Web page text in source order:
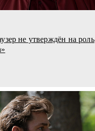
не утверждён на роль